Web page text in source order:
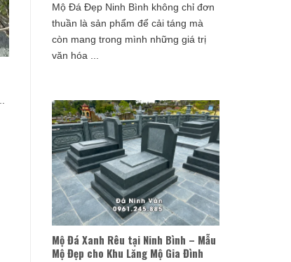
Mộ Đá Đẹp Ninh Bình không chỉ đơn
thuần là sản phẩm để cải táng mà
còn mang trong mình những giá trị
văn hóa ...
Mộ Đá Xanh Rêu tại Ninh Bình – Mẫu
Mộ Đẹp cho Khu Lăng Mộ Gia Đình